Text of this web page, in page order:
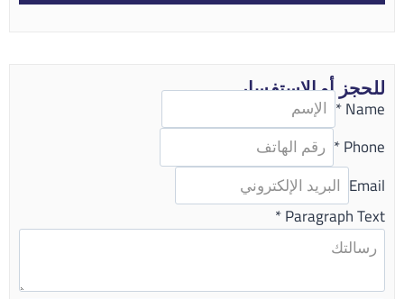
للحجز أو الاستفسار
Name
*
Phone
*
Email
Paragraph Text
*